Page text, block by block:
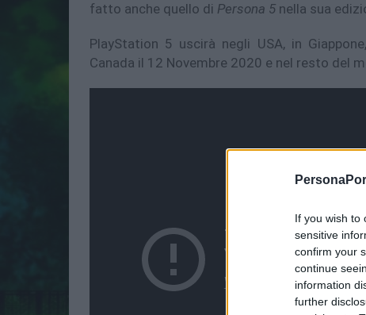
If you wish to
sensitive
confirm your
continue
information
further
fatto anche quello di Persona 5 nella sua
PlayStation 5 uscirà negli USA, in
Canada il 12 Novembre 2020 e nel resto del